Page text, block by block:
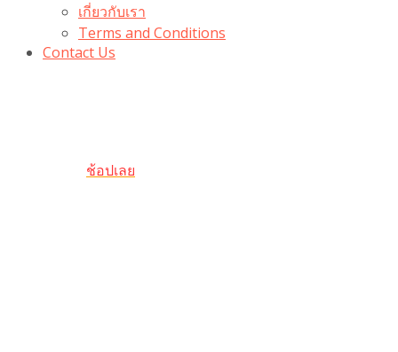
เกี่ยวกับเรา
Terms and Conditions
Contact Us
ช้อปเลย